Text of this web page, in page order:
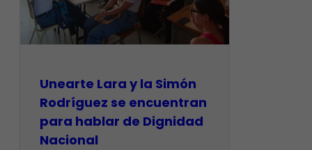
Unearte Lara y la Simón
Rodríguez se encuentran
para hablar de Dignidad
Nacional